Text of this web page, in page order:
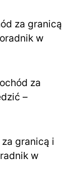
za granicą
w
za
–
granicą i
w